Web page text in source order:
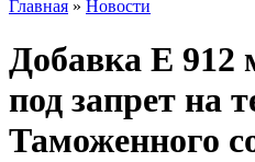
Главная » Новости
Добавка Е 912
под запрет на
Таможенного